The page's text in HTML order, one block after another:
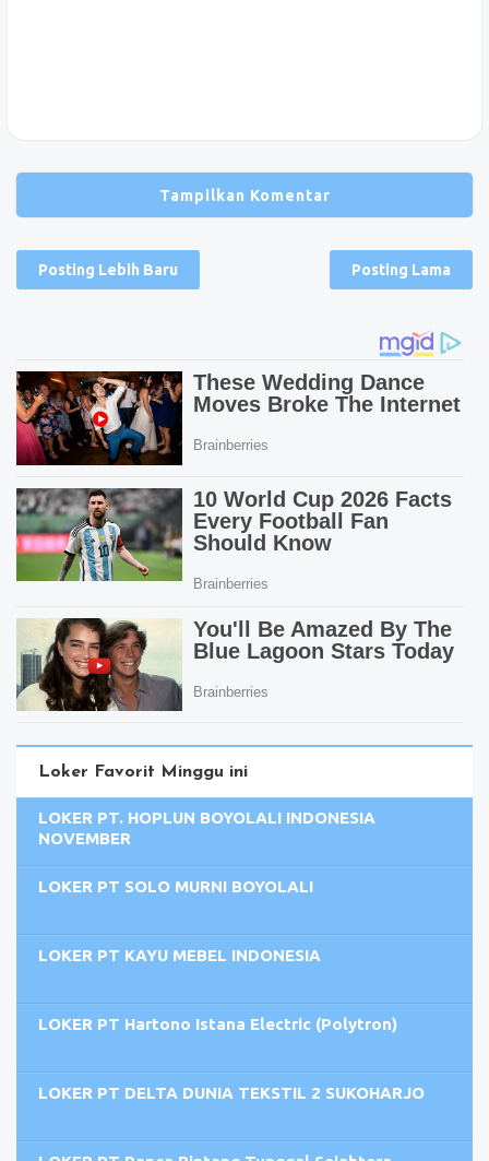
Tampilkan Komentar
Posting Lebih Baru Posting Lama
Loker Favorit Minggu ini
LOKER PT. HOPLUN BOYOLALI INDONESIA
NOVEMBER
LOKER PT SOLO MURNI BOYOLALI
LOKER PT KAYU MEBEL INDONESIA
LOKER PT Hartono Istana Electric (Polytron)
LOKER PT DELTA DUNIA TEKSTIL 2 SUKOHARJO